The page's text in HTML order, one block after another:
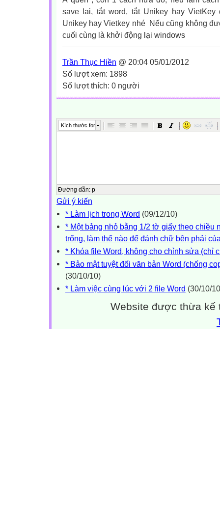
save lại, tắt word, tắt Unikey hay
Unikey hay Vietkey nhé Nếu cũng không
cuối cùng là khởi động lại windows
Trần Thục Hiền @ 20:04 05/01/2012
Số lượt xem: 1898
Số lượt thích: 0 người
Kích thước font
Đường dẫn: p
Gửi ý kiến
* Làm lịch trong Word (09/12/10)
* Một bảng nhỏ bằng 1/2 tờ giấy theo chiều
trống, làm thế nào để đánh chữ bên phải
* Khóa file Word, không cho chỉnh sửa (chỉ
* Bảo mật tuyệt đối văn bản Word (chống
(30/10/10)
* Làm việc cùng lúc với 2 file Word (30/10/
Website được thừa